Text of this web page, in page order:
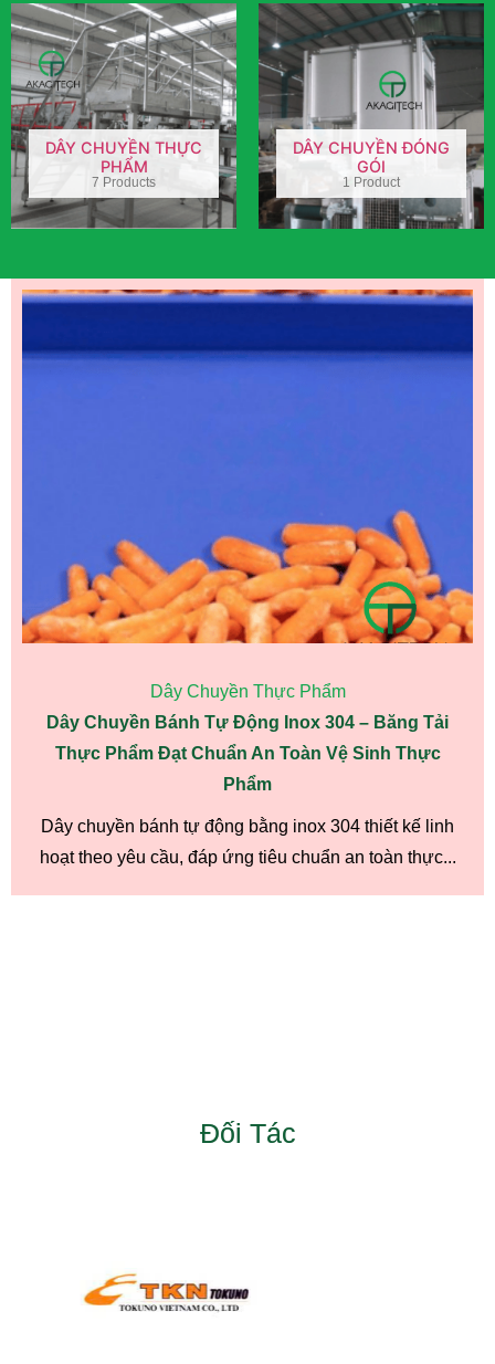
DÂY CHUYỀN THỰC
PHẨM
7 Products
DÂY CHUYỀN ĐÓNG
GÓI
1 Product
Dây Chuyền Thực Phẩm
Dây Chuyền Bánh Tự Động Inox 304 – Băng Tải
Thực Phẩm Đạt Chuẩn An Toàn Vệ Sinh Thực
Phẩm
Dây chuyền bánh tự động bằng inox 304 thiết kế linh
hoạt theo yêu cầu, đáp ứng tiêu chuẩn an toàn thực...
Đối Tác